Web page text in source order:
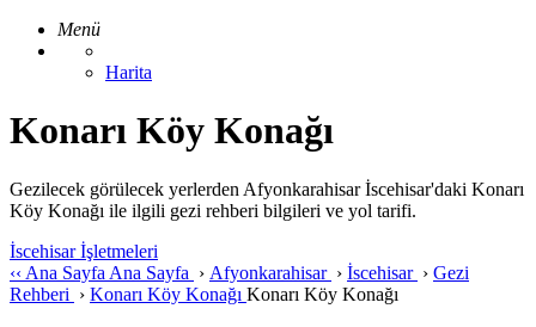
Menü
Harita
Konarı Köy Konağı
Gezilecek görülecek yerlerden Afyonkarahisar İscehisar'daki Konarı
Köy Konağı ile ilgili gezi rehberi bilgileri ve yol tarifi.
İscehisar İşletmeleri
‹‹ Ana Sayfa Ana Sayfa › Afyonkarahisar › İscehisar › Gezi
Rehberi › Konarı Köy Konağı Konarı Köy Konağı